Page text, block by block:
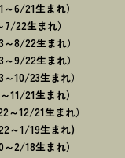
6/21生まれ）
22生まれ）
8/22生まれ）
9/22生まれ）
10/23生まれ）
11/21生まれ）
～12/21生まれ）
～1/19生まれ)
2/18生まれ）